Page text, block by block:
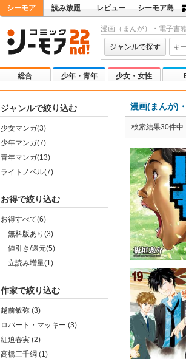
シーモア 読み放題 レビュー シーモア島
漫画（まんが）・電子書
ジャンルで探す
総合 少年・青年 少女・女性
ジャンルで絞り込む
少女マンガ(3)
少年マンガ(7)
青年マンガ(13)
ライトノベル(7)
お得で絞り込む
お得すべて(6)
無料版あり(3)
値引き/還元(5)
立読み増量(1)
作家で絞り込む
越前敏弥 (3)
ロバート・マッキー (3)
紅迫春実 (2)
高橋三千綱 (1)
漫画(まんが)
検索結果30件中